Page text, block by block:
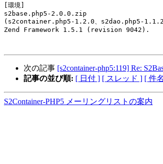
[環境]
s2base.php5-2.0.0.zip
(s2container.php5-1.2.0、s2dao.php5-1.1.2
Zend Framework 1.5.1 (revision 9042).
次の記事 [s2container-php5:119] Re:
記事の並び順: [ 日付 ] [ スレッド ] [ 件
S2Container-PHP5 メーリングリストの案内